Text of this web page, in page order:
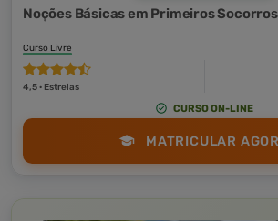
Noções Básicas em Primeiros Socorros
Curso Livre
4,5 · Estrelas
CURSO ON-LINE
MATRICULAR